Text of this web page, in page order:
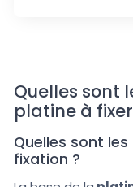
Quelles sont
platine à
Quelles sont
fixation ?